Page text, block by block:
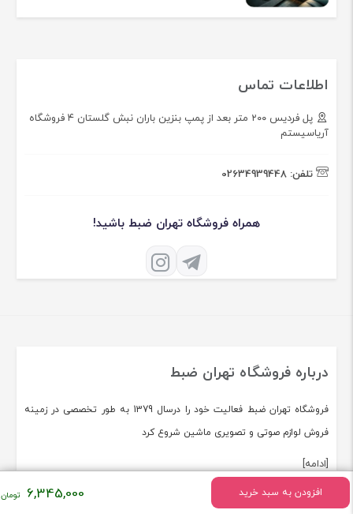
افزودن به سبد خرید 6,345,000
اطلاعات تماس
پل فردیس ۲۰۰ متر بعد از پمپ بنزین باران نبش گلستان ۴ فروشگاه
آریاسیستم
تلفن: 02634939448
همراه فروشگاه تهران ضبط باشید!
درباره فروشگاه تهران ضبط
فروشگاه تهران ضبط فعالیت خود را درسال 1379 به طور تخصصی در زمینه
فروش لوازم صوتی و تصویری ماشین شروع کرد
[ادامه]